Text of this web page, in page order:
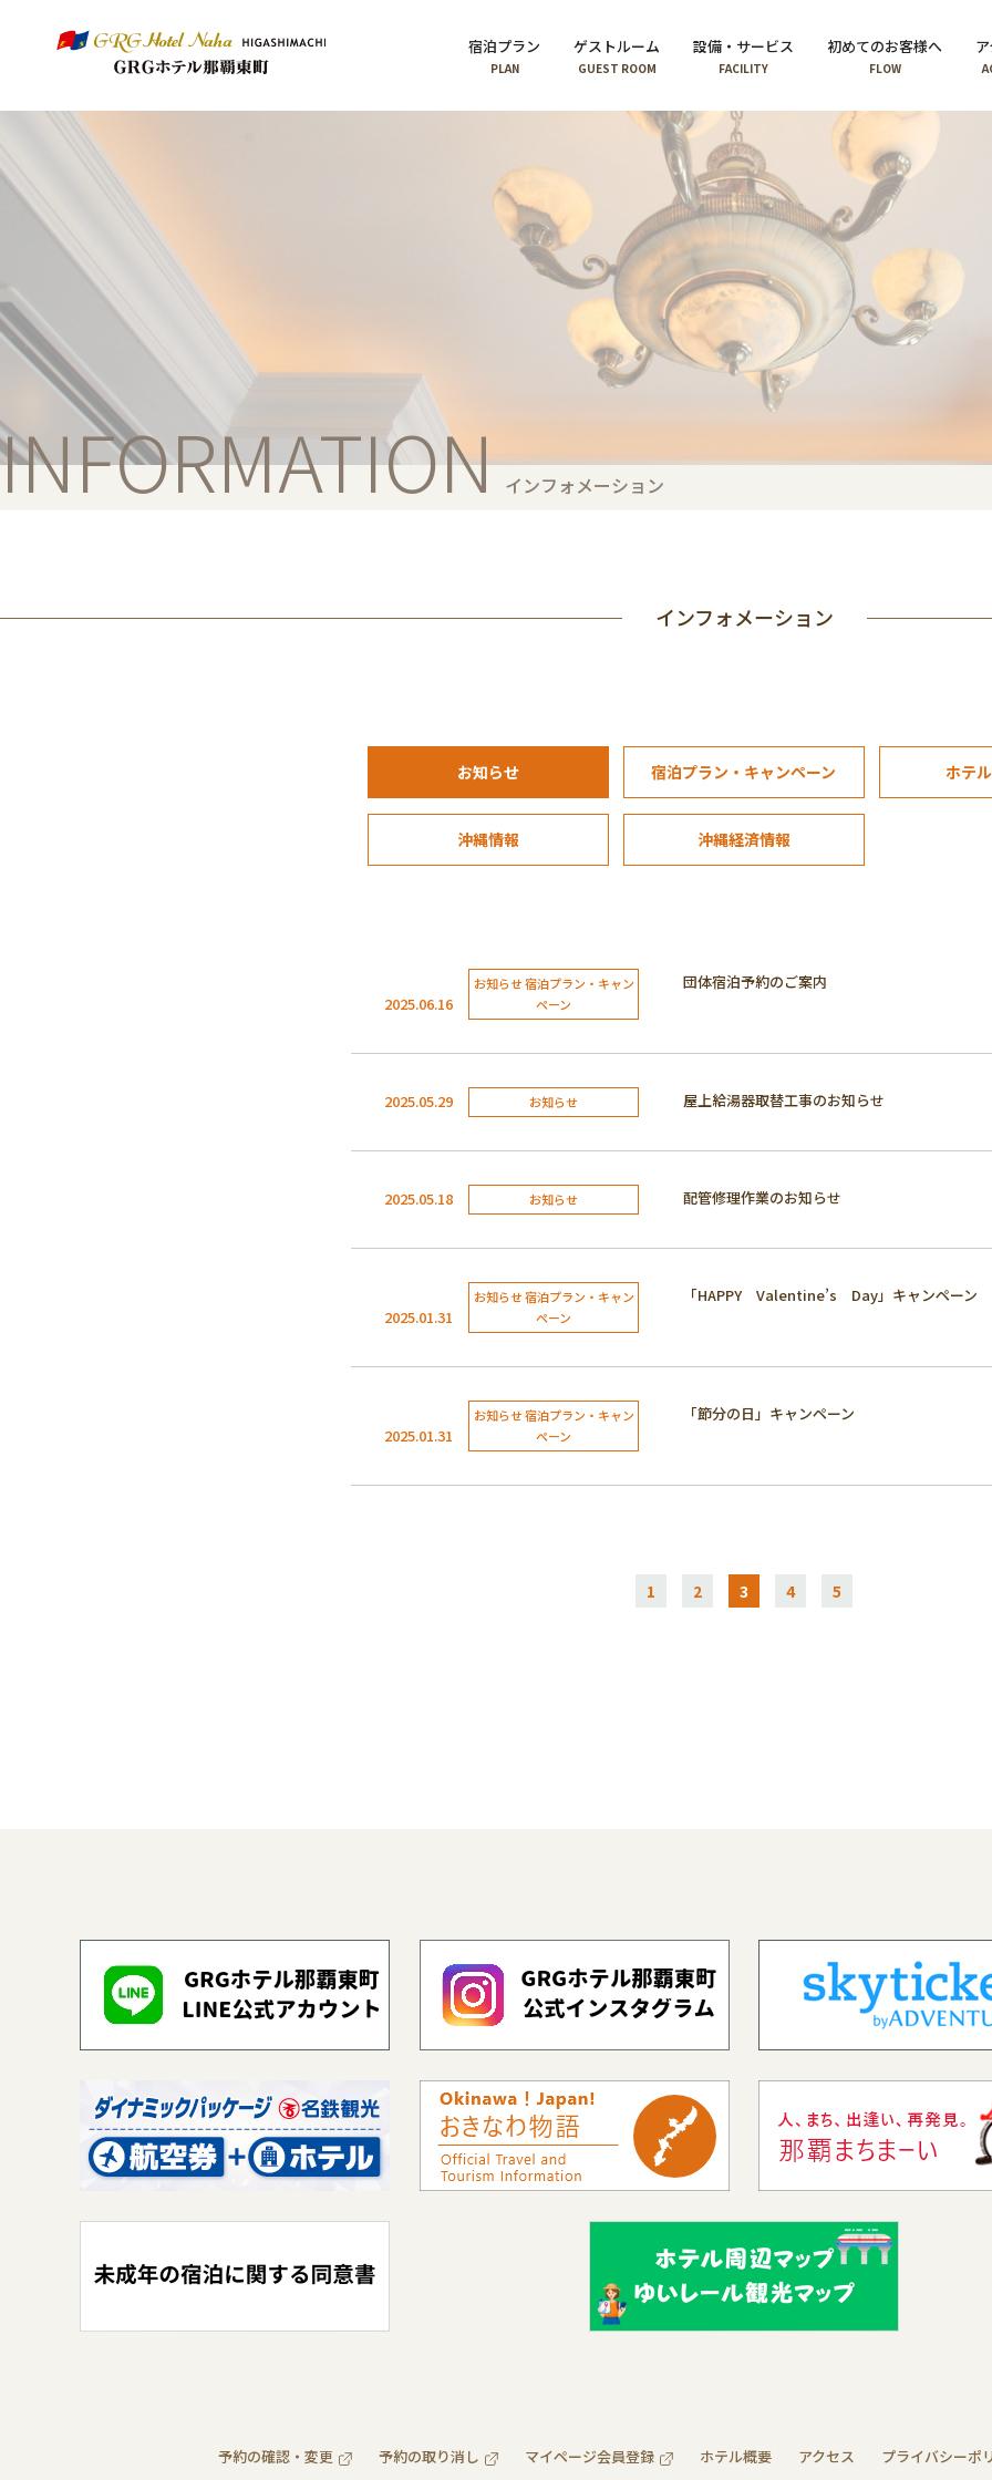
宿泊プラン
PLAN
ゲストルーム
GUEST ROOM
設備・サービス
FACILITY
初めてのお客様へ
FLOW
INFORMATION インフォメーション
インフォメーション
お知らせ 宿泊プラン・キャンペーン ホテ
沖縄情報 沖縄経済情報
2025.06.16
お知らせ 宿泊プラン・キャン
ペーン
団体宿泊予約のご案内
2025.05.29 お知らせ 屋上給湯器取替工事のお知らせ
2025.05.18 お知らせ 配管修理作業のお知らせ
2025.01.31
お知らせ 宿泊プラン・キャン
ペーン
「HAPPY Valentine’s Day」キャンペーン
2025.01.31
お知らせ 宿泊プラン・キャン
ペーン
「節分の日」キャンペーン
1 2 3 4 5
予約の確認・変更 予約の取り消し マイページ会員登録 ホテル概要 アクセス プライバシーポ